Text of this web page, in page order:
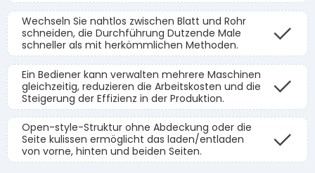
Wechseln Sie nahtlos zwischen Blatt und Rohr
schneiden, die Durchführung Dutzende Male
schneller als mit herkömmlichen Methoden.
Ein Bediener kann verwalten mehrere Maschinen
gleichzeitig, reduzieren die Arbeitskosten und die
Steigerung der Effizienz in der Produktion.
Open-style-Struktur ohne Abdeckung oder die
Seite kulissen ermöglicht das laden/entladen
von vorne, hinten und beiden Seiten.